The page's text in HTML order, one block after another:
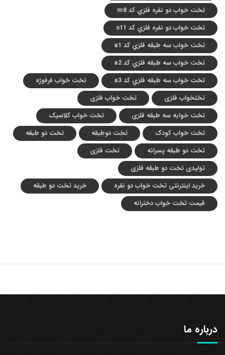
تخت خواب دو نفره فلزي کد m8
تخت خواب دو نفره فلزي کد s11
تخت خواب سه طبقه فلزي کد a1
تخت خواب سه طبقه فلزي کد a2
تخت خواب سه طبقه فلزي کد a3
تخت خواب فرفوژه
تختخواب فلزی
تخت خواب فلزی
تخت خوابه سه طبقه فلزی
تخت خواب کلاسیک
تخت خواب کودک
تخت دوطبقه
تخت دو طبقه
تخت دو طبقه پسرانه
تخت فلزی
تولیدی تخت دو طبقه فلزی
خرید اینترنتی تخت خواب دو نفره
خرید تخت دو طبقه
قیمت تخت خواب دخترانه
درباره ما